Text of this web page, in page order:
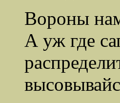
Вороны
А уж где